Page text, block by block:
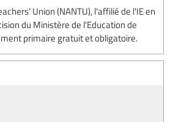
Union (NANTU), l'affilié de l'IE en
du Ministère de l'Education de
primaire gratuit et obligatoire.